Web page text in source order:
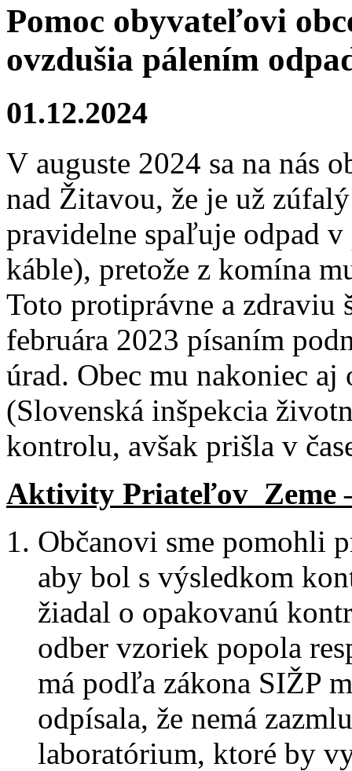
Pomoc obyvateľovi
ovzdušia pálením
01.12.2024
V auguste 2024 sa na nás
nad Žitavou, že je už
pravidelne spaľuje odpad
káble), pretože z komína
Toto protiprávne a zdraviu
februára 2023 písaním
úrad. Obec mu nakoniec
(Slovenská inšpekcia
kontrolu, avšak prišla v
Aktivity Priateľov Zeme
Občanovi sme pomohli
aby bol s výsledkom
žiadal o opakovanú
odber vzoriek popola
má podľa zákona SIŽP
odpísala, že nemá
laboratórium, ktoré by